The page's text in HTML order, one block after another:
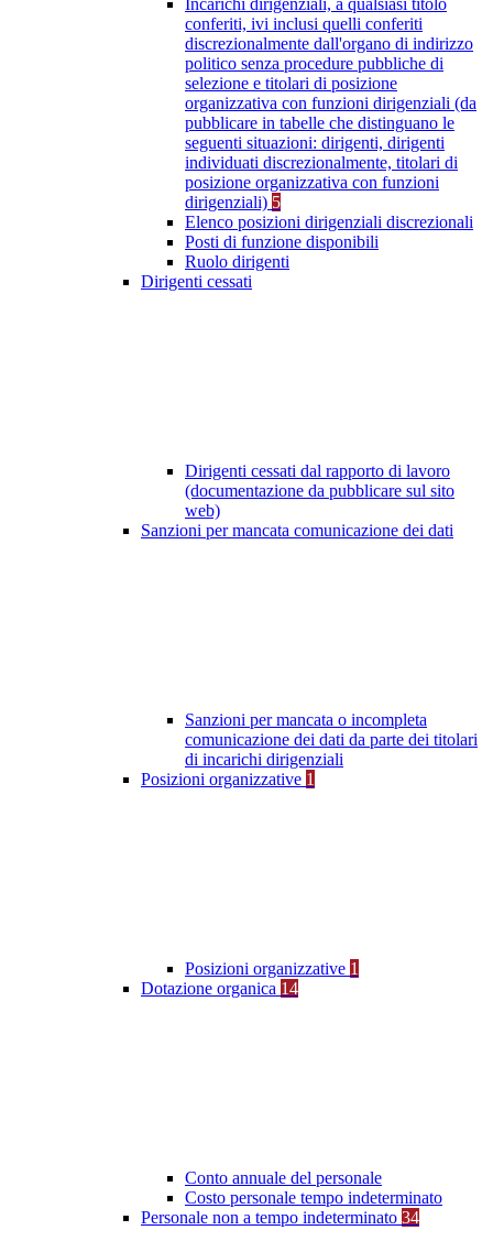
Incarichi dirigenziali, a qualsiasi titolo
conferiti, ivi inclusi quelli conferiti
discrezionalmente dall'organo di indirizzo
politico senza procedure pubbliche di
selezione e titolari di posizione
organizzativa con funzioni dirigenziali (da
pubblicare in tabelle che distinguano le
seguenti situazioni: dirigenti, dirigenti
individuati discrezionalmente, titolari di
posizione organizzativa con funzioni
dirigenziali) 5
Elenco posizioni dirigenziali discrezionali
Posti di funzione disponibili
Ruolo dirigenti
Dirigenti cessati
Dirigenti cessati dal rapporto di lavoro
(documentazione da pubblicare sul sito
web)
Sanzioni per mancata comunicazione dei dati
Sanzioni per mancata o incompleta
comunicazione dei dati da parte dei titolari
di incarichi dirigenziali
Posizioni organizzative 1
Posizioni organizzative 1
Dotazione organica 14
Conto annuale del personale
Costo personale tempo indeterminato
Personale non a tempo indeterminato 34